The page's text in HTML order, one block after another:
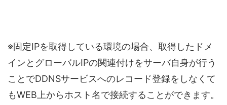
※固定IPを取得している環境の場合、取得したドメ
インとグローバルIPの関連付けをサーバ自身が行う
ことでDDNSサービスへのレコード登録をしなくて
もWEB上からホスト名で接続することができます。